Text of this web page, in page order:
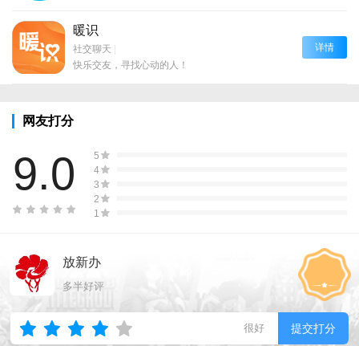
暖识
社交聊天 |
快乐交友，寻找心动的人！
详情
网友打分
9.0
5
4
3
2
1
放新办
多半好评
很好 提交打分